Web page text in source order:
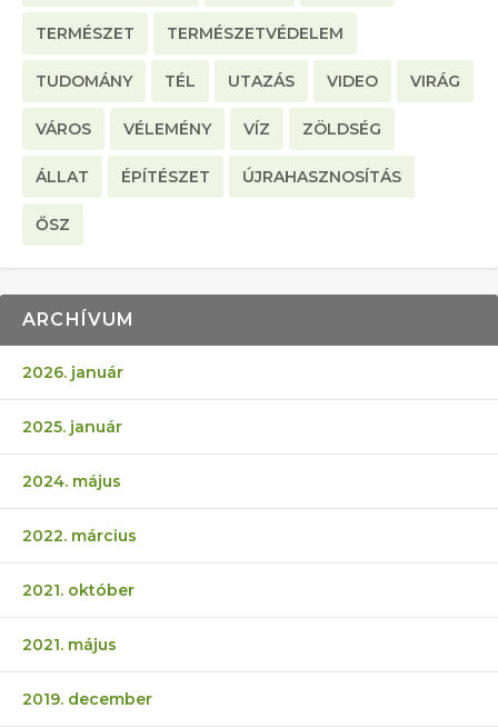
TERMÉSZET TERMÉSZETVÉDELEM
TUDOMÁNY TÉL UTAZÁS VIDEO VIRÁG
VÁROS VÉLEMÉNY VÍZ ZÖLDSÉG
ÁLLAT ÉPÍTÉSZET ÚJRAHASZNOSÍTÁS
ŐSZ
ARCHÍVUM
2026. január
2025. január
2024. május
2022. március
2021. október
2021. május
2019. december